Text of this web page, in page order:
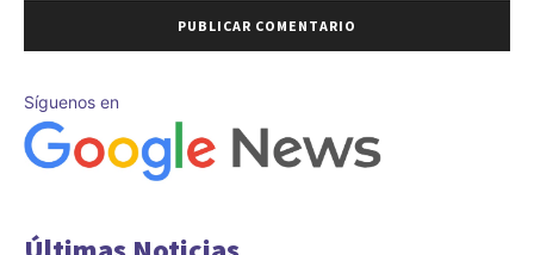
Síguenos en